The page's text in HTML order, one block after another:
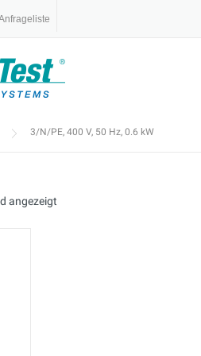
3/N/PE, 400 V, 50 Hz, 0.6 kW
angezeigt